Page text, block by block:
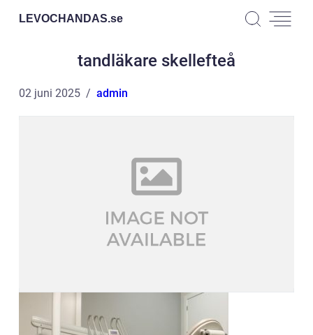
LEVOCHANDAS.se
tandläkare skellefteå
02 juni 2025 admin